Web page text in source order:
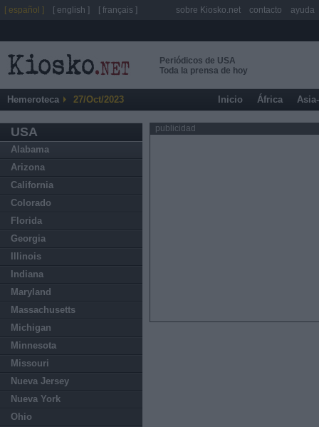
Periódicos de USA
Toda la prensa de hoy
Hemeroteca 27/Oct/2023 Inicio África
USA
Alabama
Arizona
California
Colorado
Florida
Georgia
Illinois
Indiana
Maryland
Massachusetts
Michigan
Minnesota
Missouri
Nueva Jersey
Nueva York
Ohio
publicidad
[ español ] [ english ] [ français ] sobre Kiosko.net contacto ayuda